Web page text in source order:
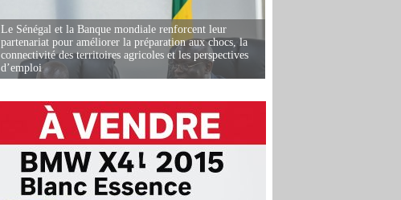
Le Sénégal et la Banque mondiale renforcent leur
partenariat pour améliorer la préparation aux chocs, la
connectivité des territoires agricoles et les perspectives
d’emploi